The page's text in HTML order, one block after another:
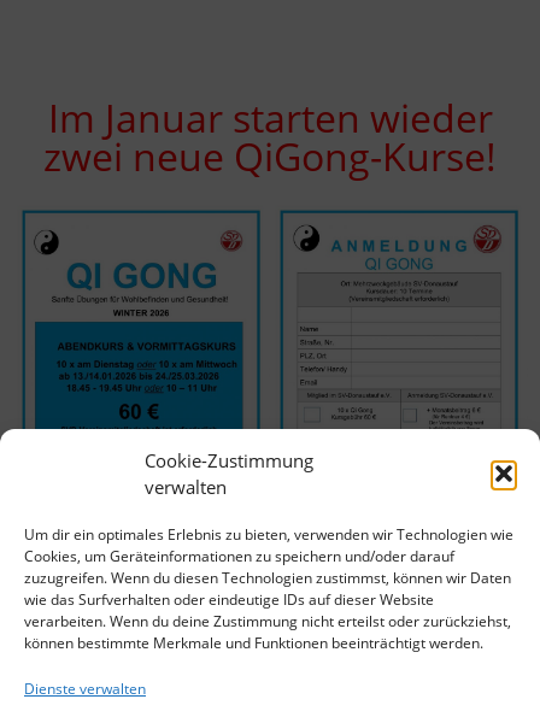
Cookie-Zustimmung
verwalten
Um dir ein optimales Erlebnis zu bieten, verwenden wir Technologien wie
Cookies, um Geräteinformationen zu speichern und/oder darauf
zuzugreifen. Wenn du diesen Technologien zustimmst, können wir Daten
wie das Surfverhalten oder eindeutige IDs auf dieser Website
verarbeiten. Wenn du deine Zustimmung nicht erteilst oder zurückziehst,
können bestimmte Merkmale und Funktionen beeinträchtigt werden.
Dienste verwalten
Im Januar starten wieder
zwei neue QiGong-Kurse!